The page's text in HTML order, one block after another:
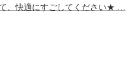
、快適にすごしてください★ …